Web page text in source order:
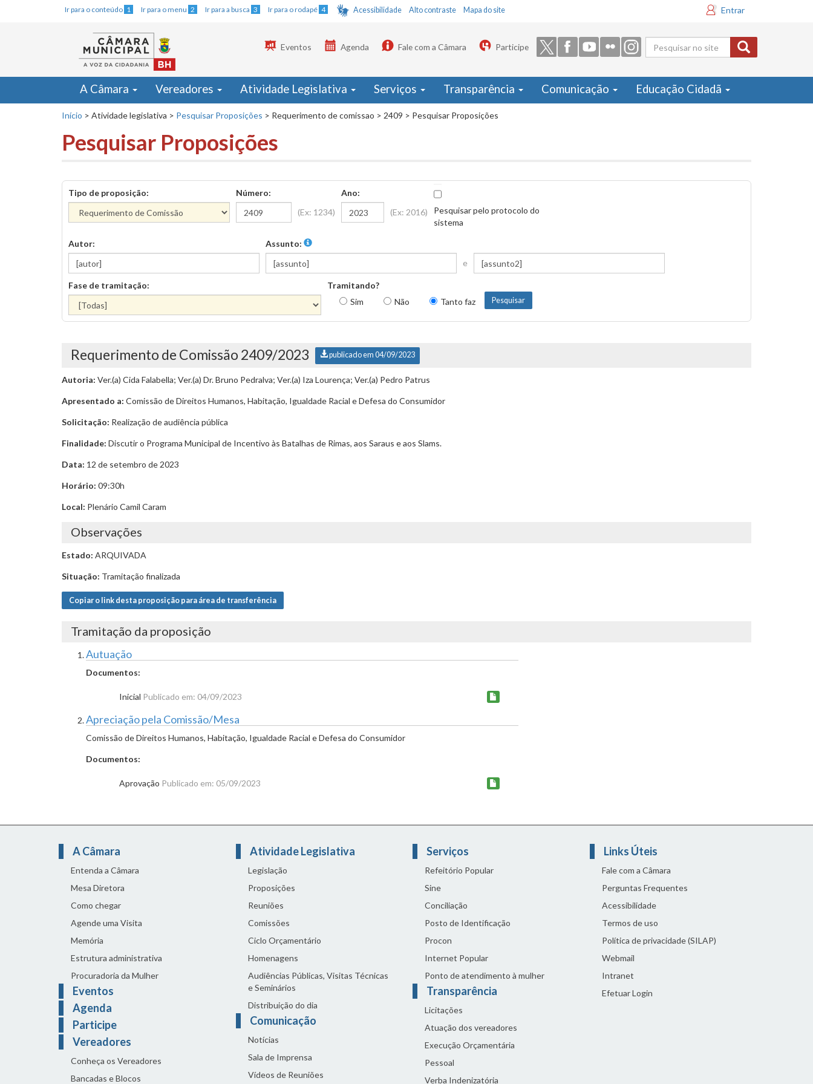
Ir para o conteúdo 1 Ir para o menu 2 Ir para a busca 3 Ir para o rodapé 4 Acessibilidade Alto contraste Mapa do site Entrar
Formulário
de busca
Eventos Agenda Fale com a Câmara Participe
A Câmara Vereadores Atividade Legislativa Serviços Transparência Comunicação Educação Cidadã
Início > Atividade legislativa > Pesquisar Proposições > Requerimento de comissao > 2409 > Pesquisar Proposições
Pesquisar Proposições
Tipo de proposição:
Número:
(Ex: 1234)
Ano:
(Ex: 2016)
Pesquisar pelo protocolo do
sistema
Autor:
Assunto:
e
Fase de tramitação:
Tramitando?
Sim
Não Tanto faz
Requerimento de Comissão 2409/2023 publicado em 04/09/2023
Autoria: Ver.(a) Cida Falabella; Ver.(a) Dr. Bruno Pedralva; Ver.(a) Iza Lourença; Ver.(a) Pedro Patrus
Apresentado a: Comissão de Direitos Humanos, Habitação, Igualdade Racial e Defesa do Consumidor
Solicitação: Realização de audiência pública
Finalidade: Discutir o Programa Municipal de Incentivo às Batalhas de Rimas, aos Saraus e aos Slams.
Data: 12 de setembro de 2023
Horário: 09:30h
Local: Plenário Camil Caram
Observações
Estado: ARQUIVADA
Situação: Tramitação finalizada
Copiar o link desta proposição para área de transferência
Tramitação da proposição
Autuação
Documentos:
Inicial Publicado em: 04/09/2023
Apreciação pela Comissão/Mesa
Comissão de Direitos Humanos, Habitação, Igualdade Racial e Defesa do Consumidor
Documentos:
Aprovação Publicado em: 05/09/2023
A Câmara
Entenda a Câmara
Mesa Diretora
Como chegar
Agende uma Visita
Memória
Estrutura administrativa
Procuradoria da Mulher
Eventos
Agenda
Participe
Vereadores
Conheça os Vereadores
Bancadas e Blocos
Atividade Legislativa
Legislação
Proposições
Reuniões
Comissões
Ciclo Orçamentário
Homenagens
Audiências Públicas, Visitas Técnicas
e Seminários
Distribuição do dia
Comunicação
Notícias
Sala de Imprensa
Vídeos de Reuniões
Serviços
Refeitório Popular
Sine
Conciliação
Posto de Identificação
Procon
Internet Popular
Ponto de atendimento à mulher
Transparência
Licitações
Atuação dos vereadores
Execução Orçamentária
Pessoal
Verba Indenizatória
Links Úteis
Fale com a Câmara
Perguntas Frequentes
Acessibilidade
Termos de uso
Política de privacidade (SILAP)
Webmail
Intranet
Efetuar Login